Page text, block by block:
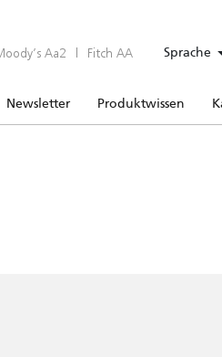
Aa2 | Fitch AA Sprache
Newsletter Produktwissen